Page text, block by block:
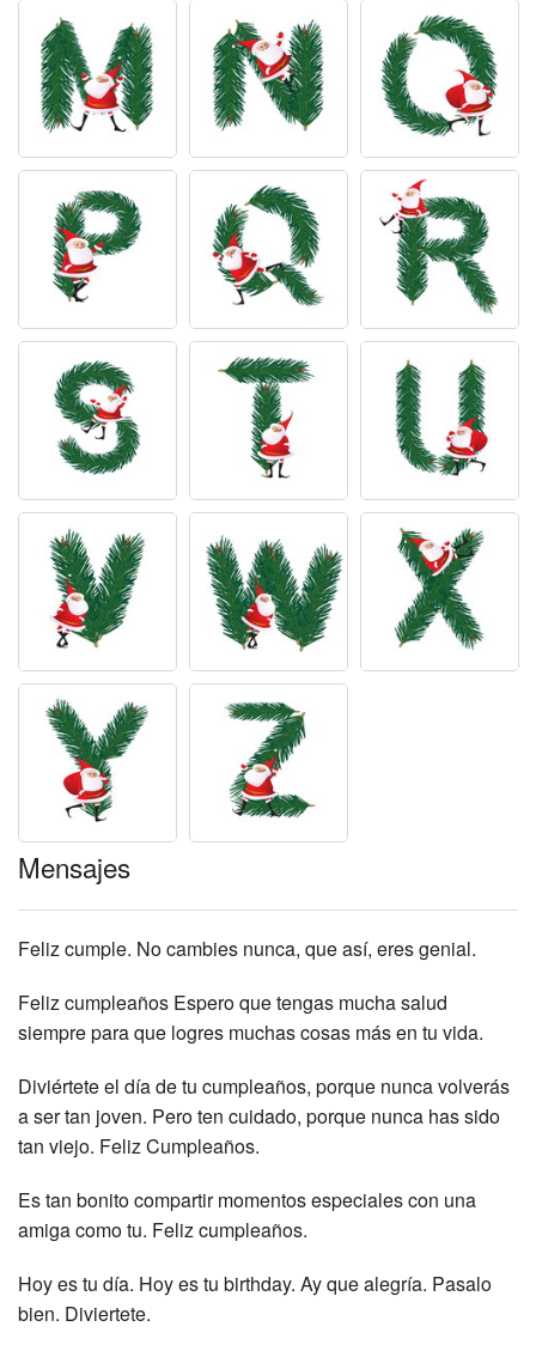
Mensajes
Feliz cumple. No cambies nunca, que así, eres genial.
Feliz cumpleaños Espero que tengas mucha salud
siempre para que logres muchas cosas más en tu vida.
Diviértete el día de tu cumpleaños, porque nunca volverás
a ser tan joven. Pero ten cuidado, porque nunca has sido
tan viejo. Feliz Cumpleaños.
Es tan bonito compartir momentos especiales con una
amiga como tu. Feliz cumpleaños.
Hoy es tu día. Hoy es tu birthday. Ay que alegría. Pasalo
bien. Diviertete.